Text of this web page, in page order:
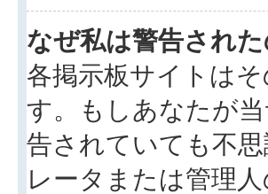
なぜ私は警告された
各掲示板サイトは
す。もしあなたが
告されていても不
レータまたは管理